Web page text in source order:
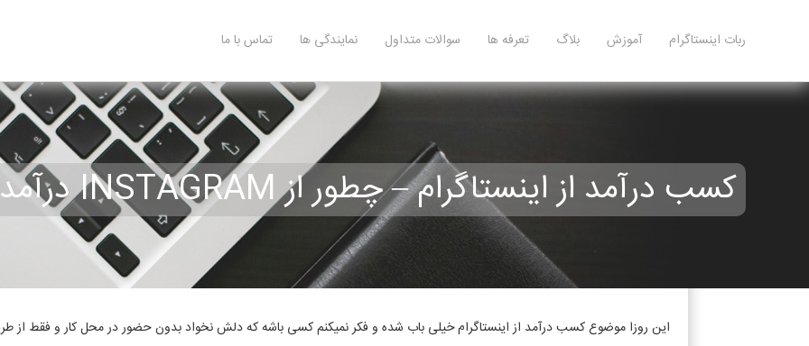
ربات اینستاگرام آموزش بلاگ تعرفه ها سوالات متداول نمایندگی ها تماس با ما
کسب درآمد از اینستاگرام – چطور از INSTAGRAM درآمد کسب کنیم
این روزا موضوع کسب درآمد از اینستاگرام خیلی باب شده و فکر نمیکنم کسی باشه که دلش نخواد بدون حضور در محل کار و فقط از